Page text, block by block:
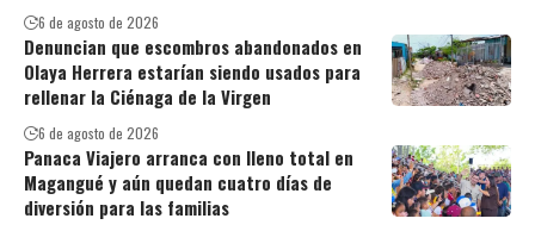
6 de agosto de 2026
Denuncian que escombros abandonados en
Olaya Herrera estarían siendo usados para
rellenar la Ciénaga de la Virgen
6 de agosto de 2026
Panaca Viajero arranca con lleno total en
Magangué y aún quedan cuatro días de
diversión para las familias